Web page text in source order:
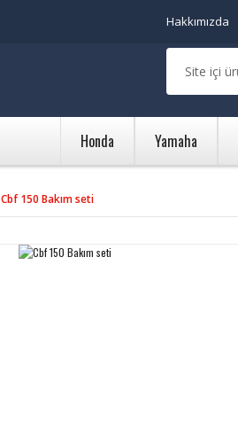
Hakkımızda
Honda Yamaha
Cbf 150 Bakım seti